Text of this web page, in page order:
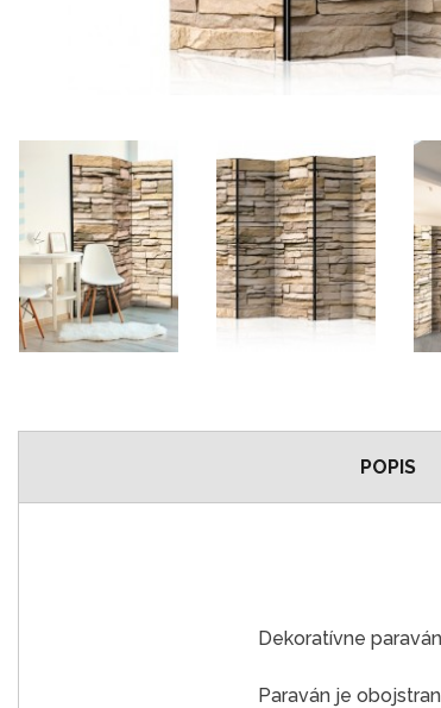
POPIS
Dekoratívne
Paraván je